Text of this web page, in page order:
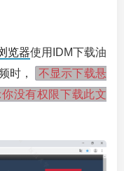
览器使用IDM下载油
时，
不显示下载悬
没有权限下载此文